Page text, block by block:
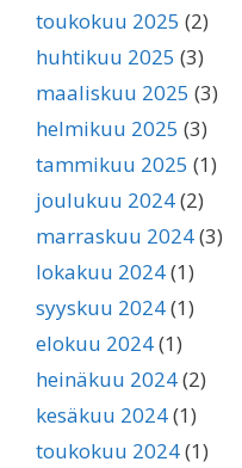
toukokuu 2025 (2)
huhtikuu 2025 (3)
maaliskuu 2025 (3)
helmikuu 2025 (3)
tammikuu 2025 (1)
joulukuu 2024(2)
marraskuu 2024(3)
lokakuu 2024(1)
syyskuu 2024(1)
elokuu 2024(1)
heinäkuu 2024(2)
kesäkuu 2024(1)
toukokuu 2024(1)